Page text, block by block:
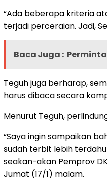
“Ada beberapa kriteria
terjadi perceraian. Jadi,
Baca Juga :
Teguh juga berharap,
harus dibaca secara
Menurut Teguh,
“Saya ingin sampaikan
sudah terbit lebih
seakan-akan Pemprov
Jumat (17/1) malam.